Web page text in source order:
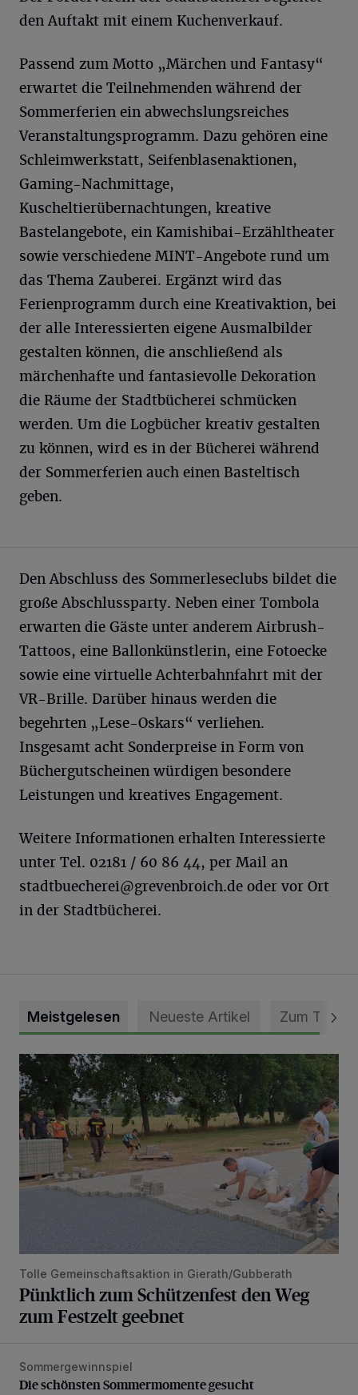
den Auftakt mit einem Kuchenverkauf.
Passend zum Motto „Märchen und Fantasy“
erwartet die Teilnehmenden während der
Sommerferien ein abwechslungsreiches
Veranstaltungsprogramm. Dazu gehören eine
Schleimwerkstatt, Seifenblasenaktionen,
Gaming-Nachmittage,
Kuscheltierübernachtungen, kreative
Bastelangebote, ein Kamishibai-Erzähltheater
sowie verschiedene MINT-Angebote rund um
das Thema Zauberei. Ergänzt wird das
Ferienprogramm durch eine Kreativaktion, bei
der alle Interessierten eigene Ausmalbilder
gestalten können, die anschließend als
märchenhafte und fantasievolle Dekoration
die Räume der Stadtbücherei schmücken
werden. Um die Logbücher kreativ gestalten
zu können, wird es in der Bücherei während
der Sommerferien auch einen Basteltisch
geben.
Den Abschluss des Sommerleseclubs bildet die
große Abschlussparty. Neben einer Tombola
erwarten die Gäste unter anderem Airbrush-
Tattoos, eine Ballonkünstlerin, eine Fotoecke
sowie eine virtuelle Achterbahnfahrt mit der
VR-Brille. Darüber hinaus werden die
begehrten „Lese-Oskars“ verliehen.
Insgesamt acht Sonderpreise in Form von
Büchergutscheinen würdigen besondere
Leistungen und kreatives Engagement.
Weitere Informationen erhalten Interessierte
unter Tel. 02181 / 60 86 44, per Mail an
stadtbuecherei@grevenbroich.de oder vor Ort
in der Stadtbücherei.
Meistgelesen Neueste Artikel Zum Thema
Pünktlich zum Schützenfest den Weg zum Festzelt
Tolle Gemeinschaftsaktion in Gierath/Gubberath
Pünktlich zum Schützenfest den Weg
zum Festzelt geebnet
Die schönsten Sommermomente gesucht
Sommergewinnspiel
Die schönsten Sommermomente gesucht